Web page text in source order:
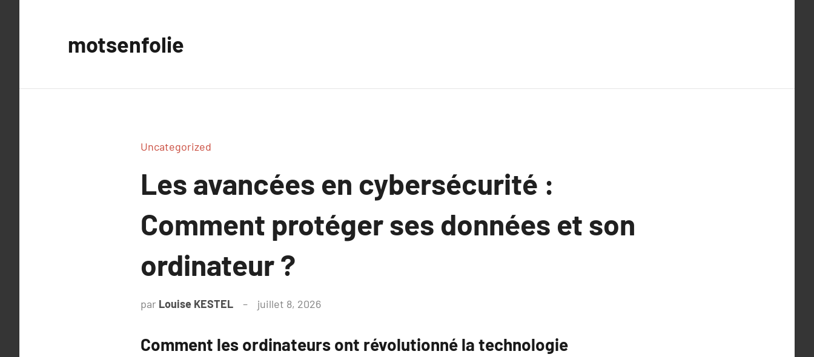
motsenfolie
Uncategorized
Les avancées en cybersécurité :
Comment protéger ses données et son
ordinateur ?
par Louise KESTEL juillet 8, 2026
Comment les ordinateurs ont révolutionné la technologie